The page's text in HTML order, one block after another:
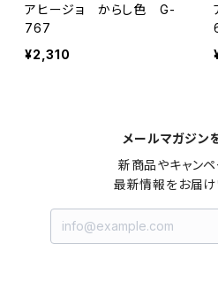
アヒージョ からし色 G-
767
¥2,310
メールマガジン
新商品やキャン
最新情報をお届け